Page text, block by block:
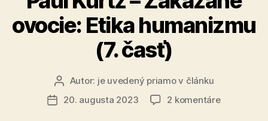
ovocie: Etika humanizmu
(7. časť)
Autor
článku
Autor: je uvedený priamo v článku
Dátum
20. augusta 2023 2 komentárena